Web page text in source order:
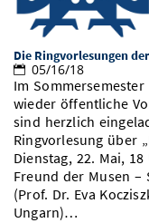
Vom Studium
Study Scheduler
Bibliothek
Open Science/
Start-ups
IT-Themenabend
Ranking
Zahlen & Fakten
Preise,
Kontakt
SIC Merchandise
SIC Podcast
Termine,
Alumni
Die Ringvorlesungen
05/16/18
Im
wieder öffentliche
sind herzlich
Ringvorlesung über
Dienstag, 22. Mai,
Freund der Musen –
(Prof. Dr. Eva
Ungarn)…